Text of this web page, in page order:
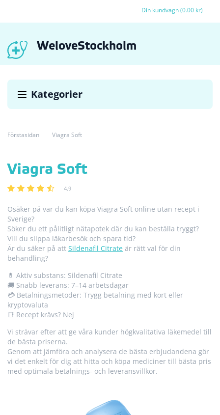
Din kundvagn (0.00 kr)
WeloveStockholm
Kategorier
Förstasidan Viagra Soft
Viagra Soft
4.9
Osäker på var du kan köpa Viagra Soft online utan recept i
Sverige?
Söker du ett pålitligt nätapotek där du kan beställa tryggt?
Vill du slippa läkarbesök och spara tid?
Är du säker på att Sildenafil Citrate är rätt val för din
behandling?
💊 Aktiv substans: Sildenafil Citrate
🚚 Snabb leverans: 7–14 arbetsdagar
💳 Betalningsmetoder: Trygg betalning med kort eller
kryptovaluta
📑 Recept krävs? Nej
Vi strävar efter att ge våra kunder högkvalitativa läkemedel till
de bästa priserna.
Genom att jämföra och analysera de bästa erbjudandena gör
vi det enkelt för dig att hitta och köpa mediciner till bästa pris
med optimala betalnings- och leveransvillkor.